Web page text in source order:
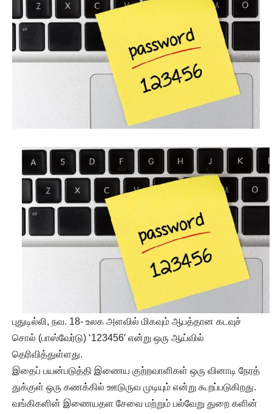
புதுடில்லி, நவ. 18- உலக அளவில் மிகவும் ஆபத்தான கடவுச்
சொல் (பாஸ்வேர்டு) ‘123456′ என்று ஒரு ஆய்வில்
தெரிவித்துள்ளது.
இதைப் பயன்படுத்தி இணைய குற்றவாளிகள் ஒரு வினாடி நேரத்
துக்குள் ஒரு கணக்கில் ஊடுருவ முடியும் என்று கூறப்படுகிறது.
வங்கிகளின் இணையதள சேவை மற்றும் பல்வேறு துறை களின்